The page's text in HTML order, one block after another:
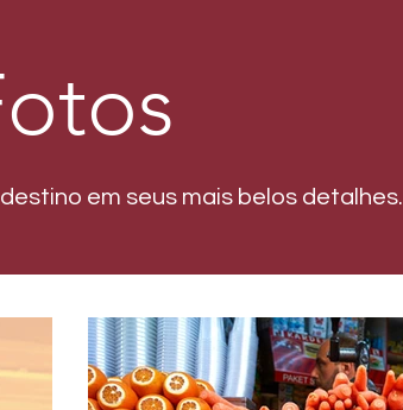
em seus mais belos detalhes.